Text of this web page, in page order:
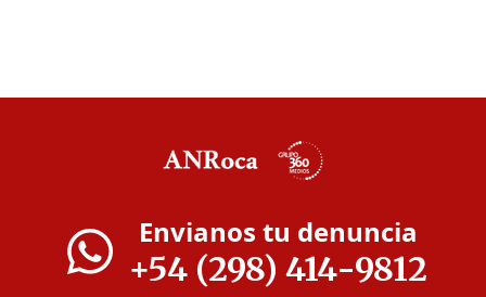
Envianos tu denuncia
+54 (298) 414-9812